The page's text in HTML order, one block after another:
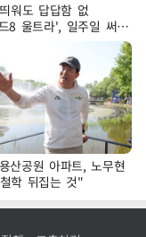
워도 답답함 없
8 울트라', 일주일 써보
산공원 아파트, 노무현
학 뒤집는 것"